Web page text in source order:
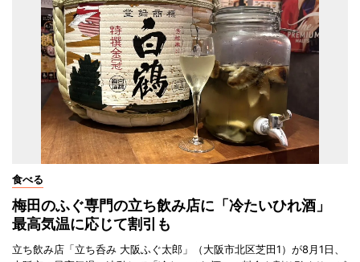
食べる
梅田のふぐ専門の立ち飲み店に「冷たいひれ酒」
最高気温に応じて割引も
立ち飲み店「立ち呑み 大阪ふぐ太郎」（大阪市北区芝田1）が8月1日、